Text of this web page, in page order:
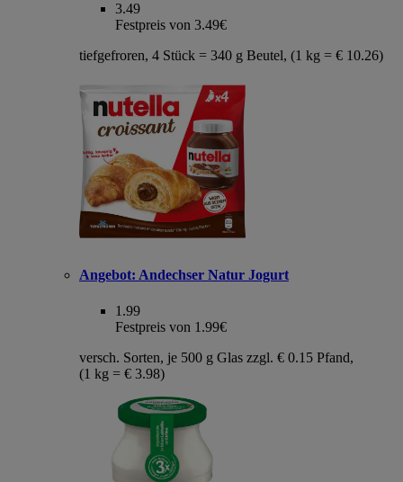
3.49
Festpreis von 3.49€
tiefgefroren, 4 Stück = 340 g Beutel, (1 kg = € 10.26)
Angebot: Andechser Natur Jogurt
1.99
Festpreis von 1.99€
versch. Sorten, je 500 g Glas zzgl. € 0.15 Pfand,
(1 kg = € 3.98)